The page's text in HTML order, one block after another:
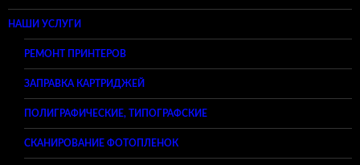
НАШИ УСЛУГИ
РЕМОНТ ПРИНТЕРОВ
ЗАПРАВКА КАРТРИДЖЕЙ
ПОЛИГРАФИЧЕСКИЕ, ТИПОГРАФСКИЕ
СКАНИРОВАНИЕ ФОТОПЛЕНОК